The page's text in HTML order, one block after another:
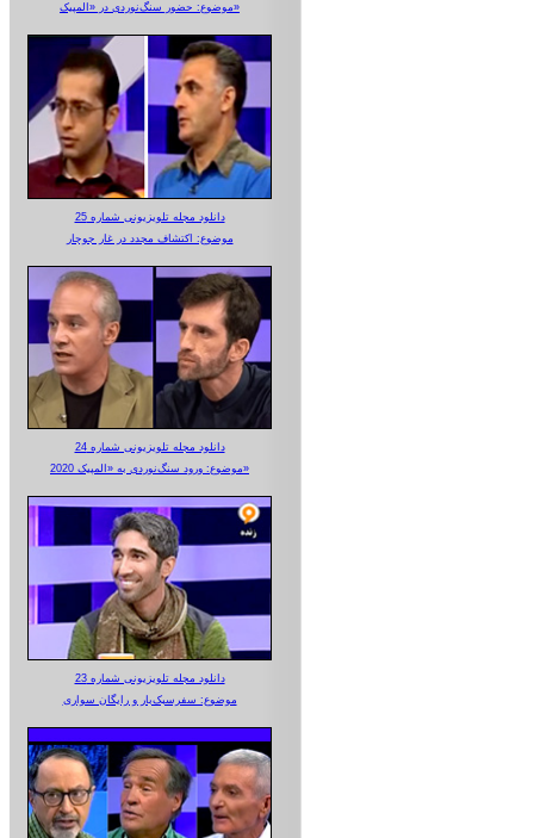
موضوع: حضور سنگ‌نوردی در «المپیک»
دانلود مجله تلویزیونی شماره 25
موضوع: اکتشاف مجدد در غار جوجار
دانلود مجله تلویزیونی شماره 24
موضوع: ورود سنگ‌نوردی به «المپیک 2020»
دانلود مجله تلویزیونی شماره 23
موضوع: سفرسبک‌بار و رایگان سواری